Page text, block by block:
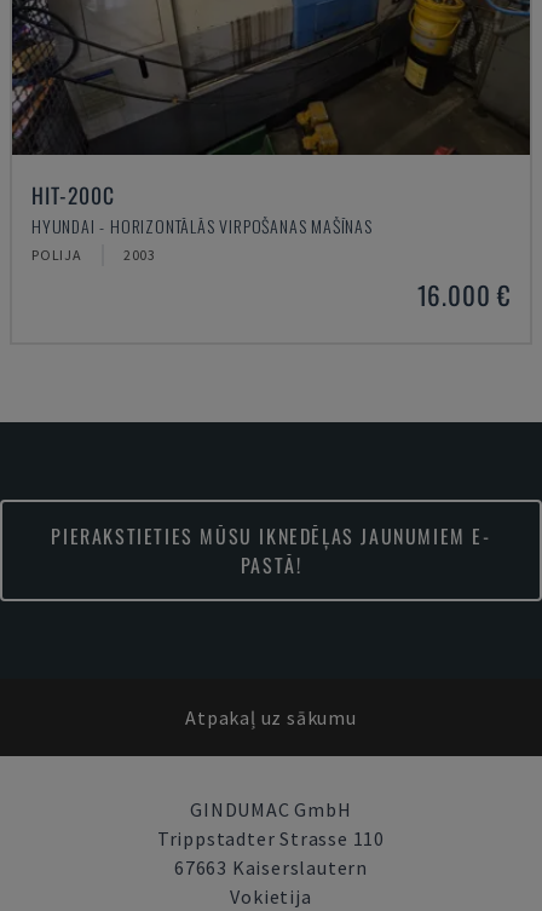
HIT-200C
HYUNDAI - HORIZONTĀLĀS VIRPOŠANAS MAŠĪNAS
POLIJA 2003
16.000 €
PIERAKSTIETIES MŪSU IKNEDĒĻAS JAUNUMIEM E-
PASTĀ!
Atpakaļ uz sākumu
GINDUMAC GmbH
Trippstadter Strasse 110
67663 Kaiserslautern
Vokietija